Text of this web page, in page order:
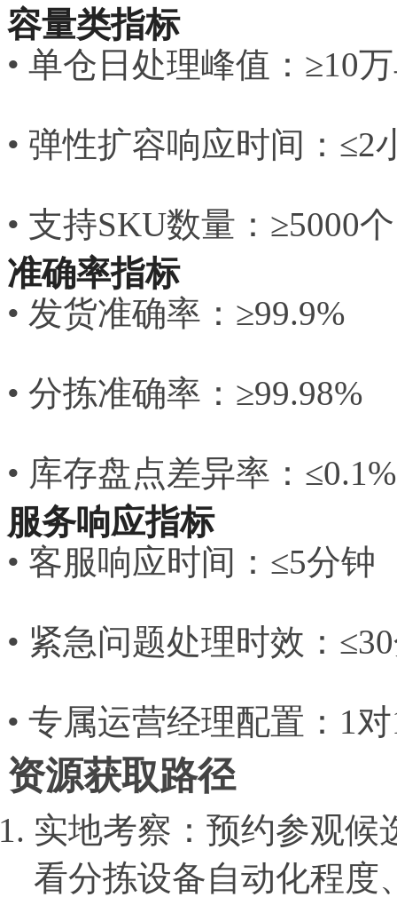
容量类指标
• 单仓日处理峰值：≥10
• 弹性扩容响应时间：≤2
• 支持SKU数量：≥5000个
准确率指标
• 发货准确率：≥99.9%
• 分拣准确率：≥99.98%
• 库存盘点差异率：≤0.1%
服务响应指标
• 客服响应时间：≤5分钟
• 紧急问题处理时效：
• 专属运营经理配置：1
资源获取路径
实地考察：预约参观候
看分拣设备自动化程度